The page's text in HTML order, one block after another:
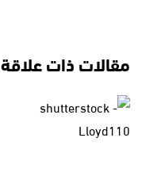
مقالات ذات علاقة